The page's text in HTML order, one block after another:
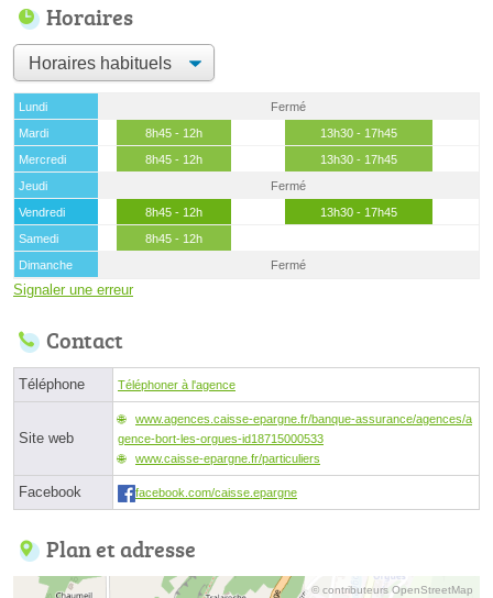
Horaires
Lundi
Fermé
Mardi
8h45 - 12h
13h30 - 17h45
Mercredi
8h45 - 12h
13h30 - 17h45
Jeudi
Fermé
Vendredi
8h45 - 12h
13h30 - 17h45
Samedi
8h45 - 12h
Dimanche
Fermé
Signaler une erreur
Contact
Téléphone Téléphoner à l'agence
Site web
www.agences.caisse-epargne.fr/banque-assurance/agences/a
gence-bort-les-orgues-id18715000533
www.caisse-epargne.fr/particuliers
Facebook facebook.com/caisse.epargne
Plan et adresse
© contributeurs OpenStreetMap